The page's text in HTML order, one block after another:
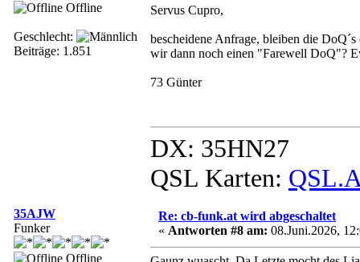
Offline
Geschlecht:
Beiträge: 1.851
Servus Cupro,
bescheidene Anfrage, bleiben die
wir dann noch einen "Farewell DoQ"?
73 Günter
DX: 35HN27
QSL Karten:
35AJW
Funker
Offline
Re: cb-funk.at wird abgeschaltet
« Antworten #8 am: 08.Juni.2026,